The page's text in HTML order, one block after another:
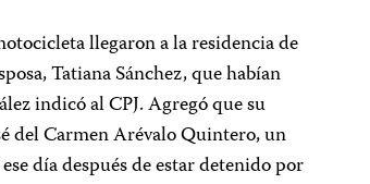
llegaron a la residencia de
Tatiana Sánchez, que habían
indicó al CPJ. Agregó que su
del Carmen Arévalo Quintero, un
día después de estar detenido por